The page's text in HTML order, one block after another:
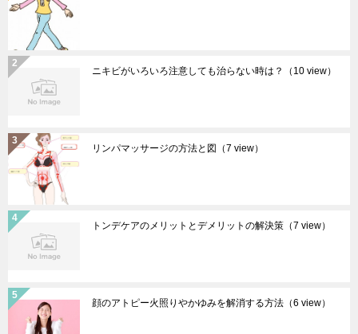
ニキビがいろいろ注意しても治らない時は？ （10 view）
リンパマッサージの方法と図 （7 view）
トンデケアのメリットとデメリットの解決策 （7 view）
顔のアトピー火照りやかゆみを解消する方法 （6 view）